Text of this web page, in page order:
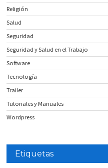
Religión
Salud
Seguridad
Seguridad y Salud en el Trabajo
Software
Tecnología
Trailer
Tutoriales y Manuales
Wordpress
Etiquetas